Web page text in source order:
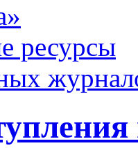
ресурсы